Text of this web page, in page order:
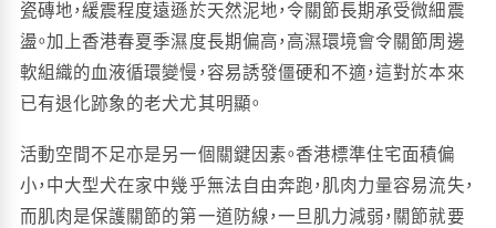
瓷磚地，緩震程度遠遜於天然泥地，令關節長期承受微細震
盪。加上香港春夏季濕度長期偏高，高濕環境會令關節周邊
軟組織的血液循環變慢，容易誘發僵硬和不適，這對於本來
已有退化跡象的老犬尤其明顯。
活動空間不足亦是另一個關鍵因素。香港標準住宅面積偏
小，中大型犬在家中幾乎無法自由奔跑，肌肉力量容易流失，
而肌肉是保護關節的第一道防線，一旦肌力減弱，關節就要